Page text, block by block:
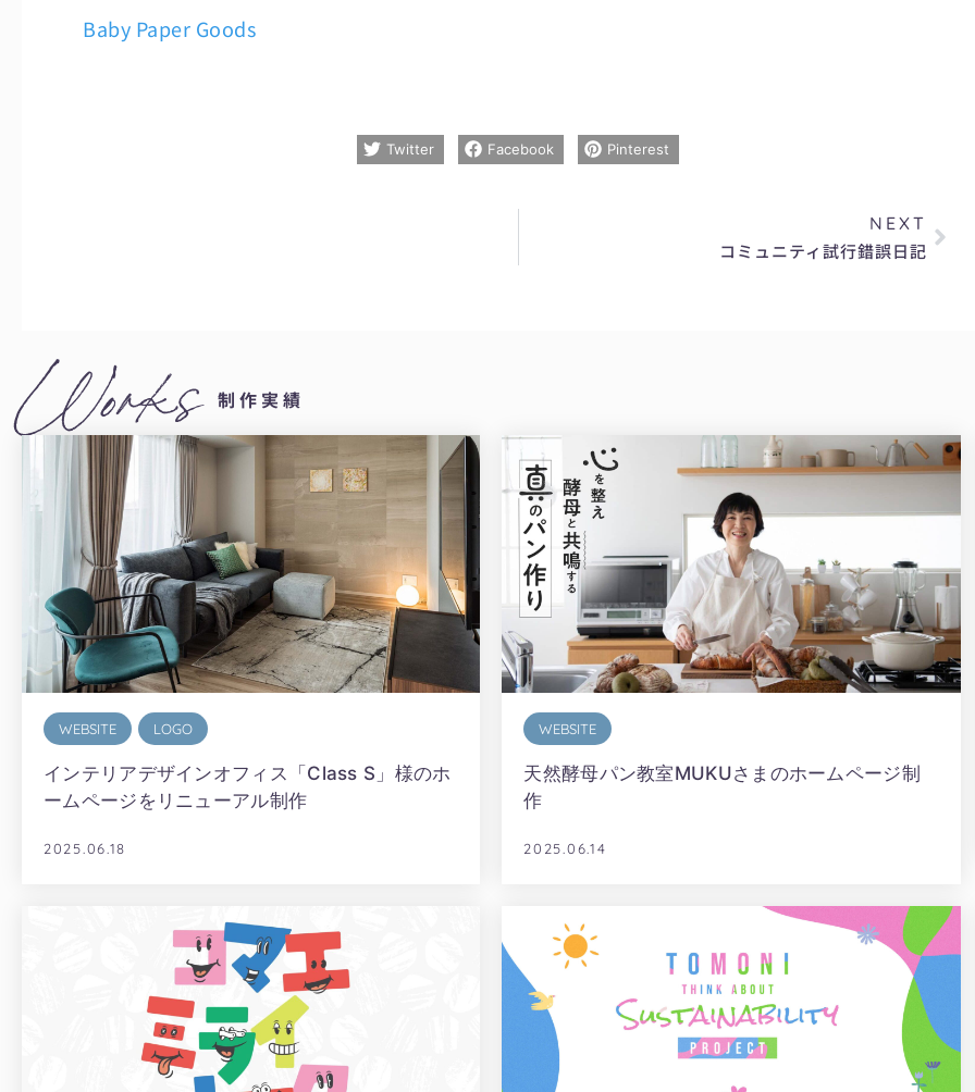
Baby Paper Goods
Twitter Facebook Pinterest
NEXT
コミュニティ試行錯誤日記
Works 制作実績
WEBSITE LOGO
インテリアデザインオフィス「Class S」様のホ
ームページをリニューアル制作
2025.06.18
WEBSITE
天然酵母パン教室MUKUさまのホームページ制
作
2025.06.14